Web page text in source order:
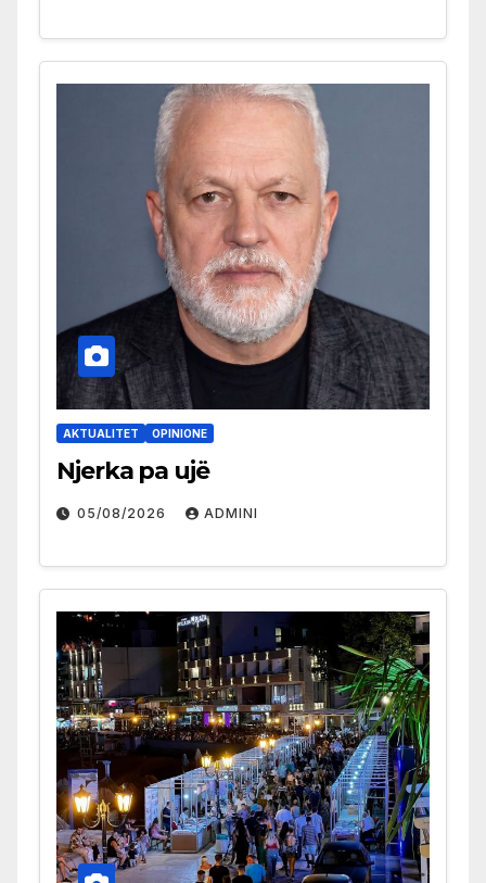
AKTUALITET OPINIONE
Njerka pa ujë
05/08/2026 ADMINI